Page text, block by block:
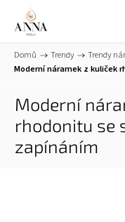
Domů / Trendy / Trendy
Moderní náramek z kuliček
Moderní
rhodonitu se
zapínáním